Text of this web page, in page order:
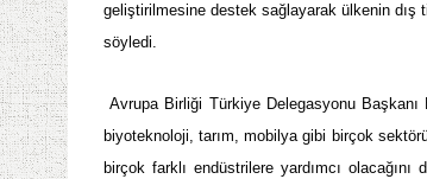
geliştirilmesine destek sağlayarak ülkenin dış
söyledi.
Avrupa Birliği Türkiye Delegasyonu Başkanı
biyoteknoloji, tarım, mobilya gibi birçok
birçok farklı endüstrilere yardımcı